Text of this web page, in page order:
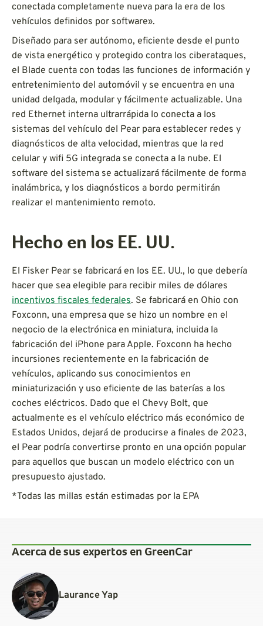
conectada completamente nueva para la era de los
vehículos definidos por software».
Diseñado para ser autónomo, eficiente desde el punto
de vista energético y protegido contra los ciberataques,
el Blade cuenta con todas las funciones de información y
entretenimiento del automóvil y se encuentra en una
unidad delgada, modular y fácilmente actualizable. Una
red Ethernet interna ultrarrápida lo conecta a los
sistemas del vehículo del Pear para establecer redes y
diagnósticos de alta velocidad, mientras que la red
celular y wifi 5G integrada se conecta a la nube. El
software del sistema se actualizará fácilmente de forma
inalámbrica, y los diagnósticos a bordo permitirán
realizar el mantenimiento remoto.
Hecho en los EE. UU.
El Fisker Pear se fabricará en los EE. UU., lo que debería
hacer que sea elegible para recibir miles de dólares
incentivos fiscales federales. Se fabricará en Ohio con
Foxconn, una empresa que se hizo un nombre en el
negocio de la electrónica en miniatura, incluida la
fabricación del iPhone para Apple. Foxconn ha hecho
incursiones recientemente en la fabricación de
vehículos, aplicando sus conocimientos en
miniaturización y uso eficiente de las baterías a los
coches eléctricos. Dado que el Chevy Bolt, que
actualmente es el vehículo eléctrico más económico de
Estados Unidos, dejará de producirse a finales de 2023,
el Pear podría convertirse pronto en una opción popular
para aquellos que buscan un modelo eléctrico con un
presupuesto ajustado.
*Todas las millas están estimadas por la EPA
Acerca de sus expertos en GreenCar
Laurance Yap